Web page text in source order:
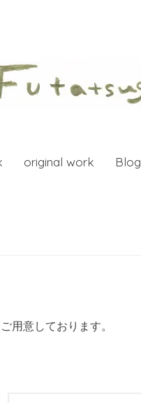
original work Blog
用意しております。